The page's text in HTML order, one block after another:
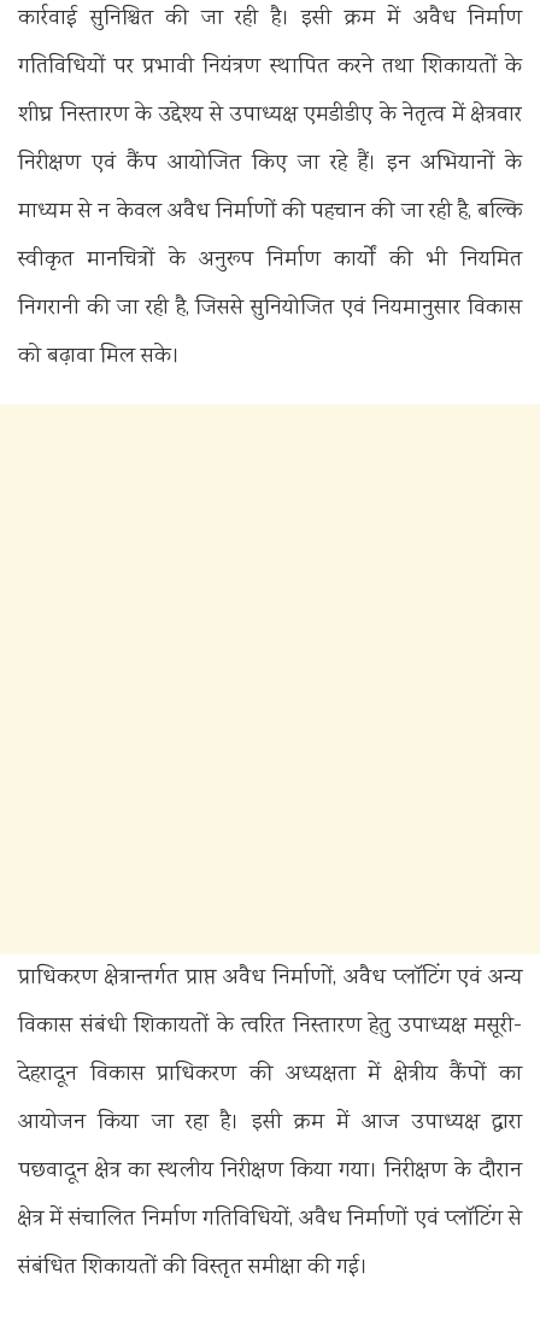
कार्रवाई सुनिश्चित की जा रही है। इसी क्रम में अवैध निर्माण
गतिविधियों पर प्रभावी नियंत्रण स्थापित करने तथा शिकायतों के
शीघ्र निस्तारण के उद्देश्य से उपाध्यक्ष एमडीडीए के नेतृत्व में क्षेत्रवार
निरीक्षण एवं कैंप आयोजित किए जा रहे हैं। इन अभियानों के
माध्यम से न केवल अवैध निर्माणों की पहचान की जा रही है, बल्कि
स्वीकृत मानचित्रों के अनुरूप निर्माण कार्यों की भी नियमित
निगरानी की जा रही है, जिससे सुनियोजित एवं नियमानुसार विकास
को बढ़ावा मिल सके।
प्राधिकरण क्षेत्रान्तर्गत प्राप्त अवैध निर्माणों, अवैध प्लॉटिंग एवं अन्य
विकास संबंधी शिकायतों के त्वरित निस्तारण हेतु उपाध्यक्ष मसूरी-
देहरादून विकास प्राधिकरण की अध्यक्षता में क्षेत्रीय कैंपों का
आयोजन किया जा रहा है। इसी क्रम में आज उपाध्यक्ष द्वारा
पछवादून क्षेत्र का स्थलीय निरीक्षण किया गया। निरीक्षण के दौरान
क्षेत्र में संचालित निर्माण गतिविधियों, अवैध निर्माणों एवं प्लॉटिंग से
संबंधित शिकायतों की विस्तृत समीक्षा की गई।